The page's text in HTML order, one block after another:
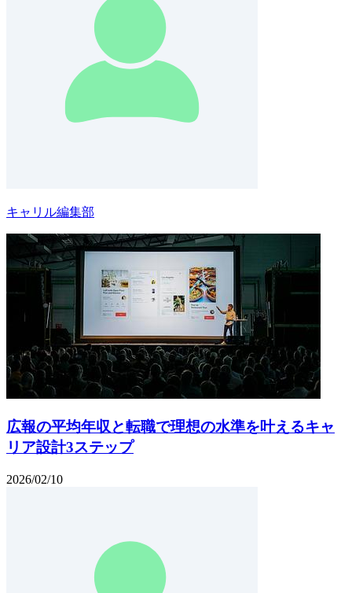
キャリル編集部
広報の平均年収と転職で理想の水準を叶えるキャ
リア設計3ステップ
2026/02/10